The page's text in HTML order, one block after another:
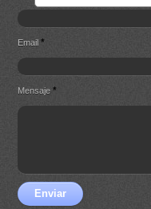
Email*
Mensaje*
Enviar